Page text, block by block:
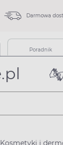
Darmowa
Poradnik
Kosmetyki i